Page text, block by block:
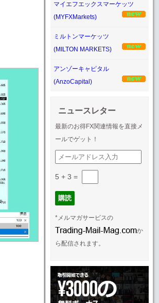
マイエフエックスマーケッツ
(MYFXMarkets)
ミルトンマーケッツ
(MILTON MARKETS)
アンゾーキャピタル
(AnzoCapital)
ニュースレター
最新のお得FX関連情報を直接メ
ールでゲット！
5 + 3 =
*メルマガサービスの
か
ら配信されます。